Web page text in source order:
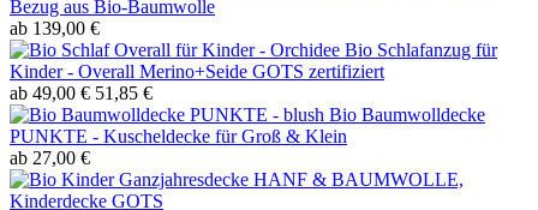
Bezug aus Bio-Baumwolle
ab 139,00 €
Bio Schlafanzug für
Kinder - Overall Merino+Seide GOTS zertifiziert
ab 49,00 € 51,85 €
Bio Baumwolldecke
PUNKTE - Kuscheldecke für Groß & Klein
ab 27,00 €